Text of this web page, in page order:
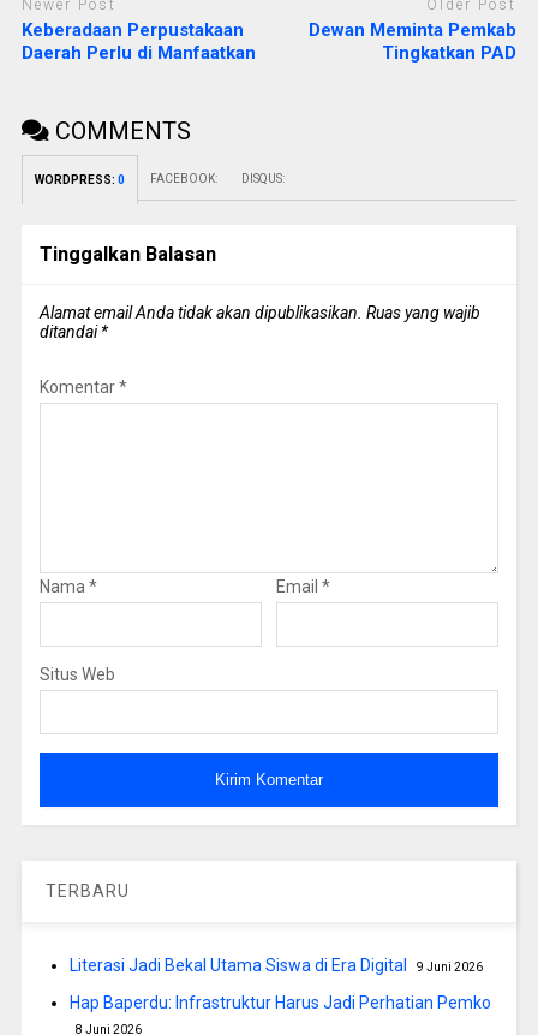
Newer Post
Keberadaan Perpustakaan
Daerah Perlu di Manfaatkan
Older Post
Dewan Meminta Pemkab
Tingkatkan PAD
COMMENTS
WORDPRESS: 0 FACEBOOK: DISQUS:
Tinggalkan Balasan
Alamat email Anda tidak akan dipublikasikan. Ruas yang wajib
ditandai*
Komentar*
Nama * Email *
Situs Web
TERBARU
Literasi Jadi Bekal Utama Siswa di Era Digital 9 Juni 2026
Hap Baperdu: Infrastruktur Harus Jadi Perhatian Pemko
8 Juni 2026